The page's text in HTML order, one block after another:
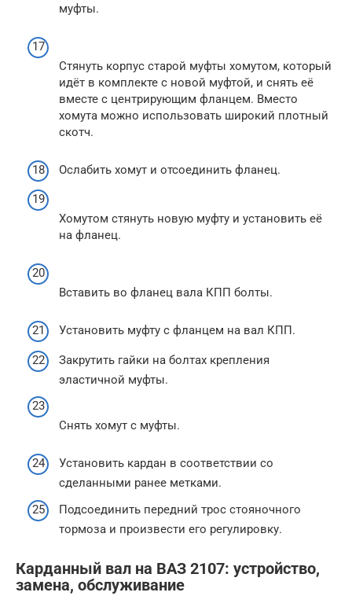
муфты.
Стянуть корпус старой муфты хомутом, который
идёт в комплекте с новой муфтой, и снять её
вместе с центрирующим фланцем. Вместо
хомута можно использовать широкий плотный
скотч.
Ослабить хомут и отсоединить фланец.
Хомутом стянуть новую муфту и установить её
на фланец.
Вставить во фланец вала КПП болты.
Установить муфту с фланцем на вал КПП.
Закрутить гайки на болтах крепления
эластичной муфты.
Снять хомут с муфты.
Установить кардан в соответствии со
сделанными ранее метками.
Подсоединить передний трос стояночного
тормоза и произвести его регулировку.
Карданный вал на ВАЗ 2107: устройство,
замена, обслуживание